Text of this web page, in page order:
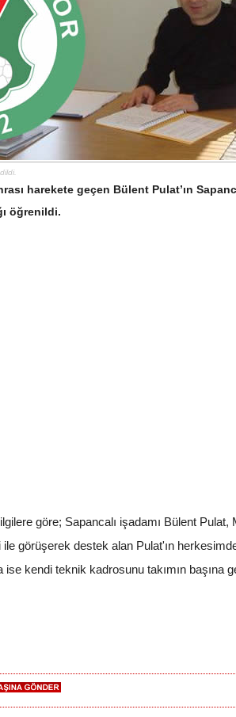
harekete geçen Bülent Pulat’ın
öğrenildi.
göre; Sapancalı işadamı Bülent
ile görüşerek destek alan Pulat'ın
ise kendi teknik kadrosunu takımın